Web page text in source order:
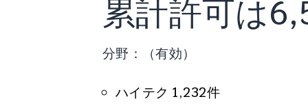
累計許可は
分野：（有効）
ハイテク 1,232件